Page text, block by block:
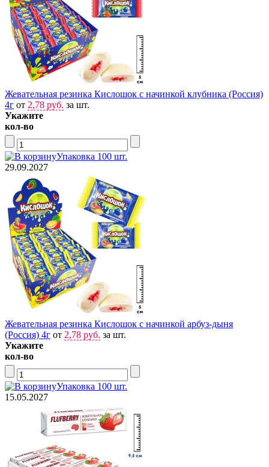
Жевательная резинка Кислошок с начинкой клубника (Россия)
4г от 2,78 руб. за шт.
Укажите
кол-во
Упаковка 100 шт.
29.09.2027
Жевательная резинка Кислошок с начинкой арбуз-дыня
(Россия) 4г от 2,78 руб. за шт.
Укажите
кол-во
Упаковка 100 шт.
15.05.2027